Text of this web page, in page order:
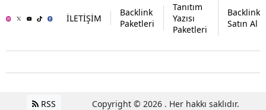
İLETİŞİM
Backlink
Paketleri
Tanıtım
Yazısı
Paketleri
Backlink
Satın Al
RSS Copyright © 2026 . Her hakkı saklıdır.